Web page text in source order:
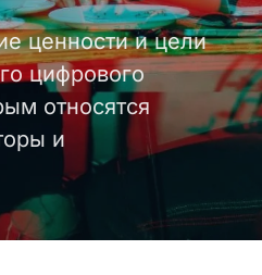
ценности и цели
цифрового
относятся
и